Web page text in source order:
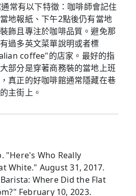
常有以下特徵：咖啡師會記住
地報紙、下午2點後仍有當地
飾且專注於咖啡品質。避免那
過多英文菜單說明或者標
coffee"的店家。最好的指
部分是穿著商務裝的當地上班
真正的好咖啡館通常隱藏在巷
主街上。
"Here's Who Really
White." August 31, 2017.
Where Did the Flat
February 10, 2023.